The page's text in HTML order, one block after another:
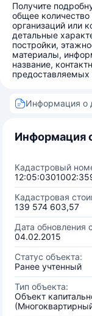
Получите
общее количество
организаций или
детальные
постройки,
материалы,
название,
предоставляемых
Информация о
Информация
Кадастровый
Кадастровая
139 574 603,57
Дата обновления
04.02.2015
Статус объекта:
Ранее учтенный
Тип объекта:
Объект